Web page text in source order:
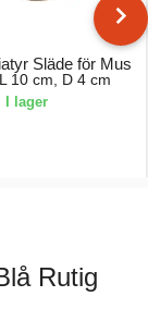
Släde för Mus
10 cm, D 4 cm
I lager
Rutig